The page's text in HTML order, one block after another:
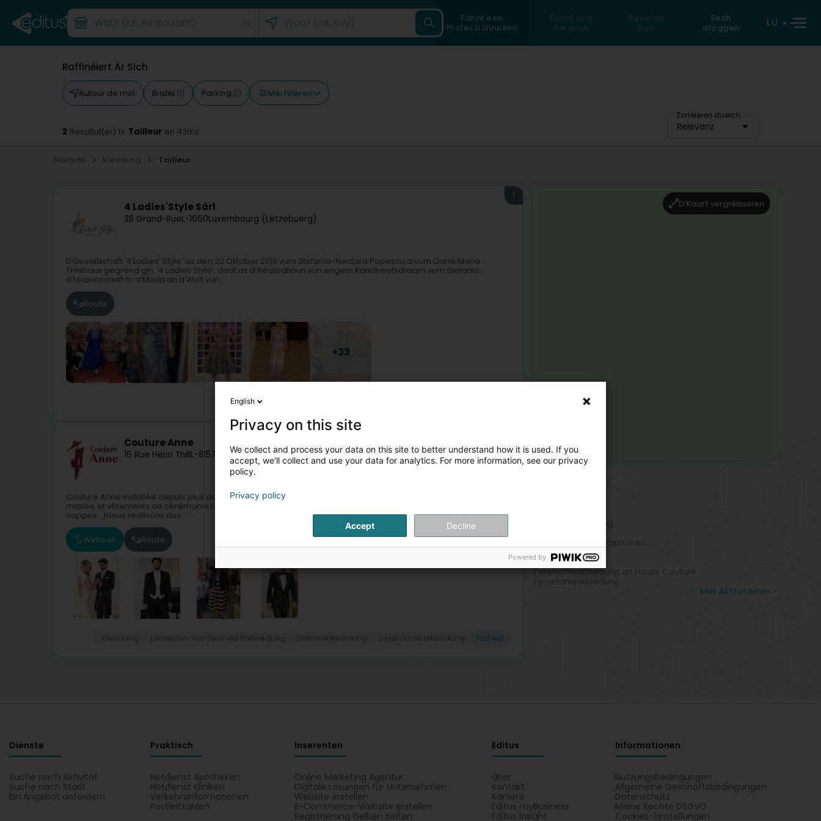
Fannt een
Professionnellen
Fannt eng
Persoun
Reverse
Sich
Sech
aloggen
LU
Raffinéiert Är Sich
Autour de moi Bridel (1) Parking (1) Méi Filteren
Zortéieren duerch
Relevanz
2 Resultat(er) fir Tailleur en 43ms
Startsäit Kleedung Tailleur
4 Ladies'Style Sàrl
38 Grand-RueL-1660Luxembourg (Lëtzebuerg)
1
D’Gesellschaft ‘4 Ladies’ Style’ as den 22 Oktober 2018 vum Stefania-Nectara Popescu a vum Oana Maria
Thiebaux gegrënd gin. ‘4 Ladies’Style’, daat as d’Réalisatioun vun engem Kandheetsdraam vum Stefania :
d’Leidenschaft fir d’Moud an d’Welt vun...
Route
+33
Couture Anne
16 Rue Henri ThillL-8157 Bridel (Briddel)
Couture Anne installée depuis plus de 30 années à Luxembourg est spécialisée dans la création de Robes de
mariée et vêtements de cérémonie.Nous réalisons également de la décoration sur mesure (rideaux,
nappes...)Nous réalisons des...
Websäit Route
D'Kaart vergréisseren
Hiem, Blus
Stylist
Zeremonieskleedung an Haute Couture
Méi Aktivitéiten
Dienste
Suche nach Aktivität
Suche nach Stadt
Ein Angebot anfordern
Praktisch
Notdienst Apotheken
Notdienst Kliniken
Verkehrsinformationen
Postleitzahlen
Inserenten
Online Marketing Agentur
Digitale Lösungen für Unternehmen
Website erstellen
E-Commerce-Website erstellen
Registrierung Gelben Seiten
Editus
Über
Kontakt
Karriere
Editus myBusiness
Editus Insight
Informationen
Nutzungsbedingungen
Allgemeine Geschäftsbedingungen
Datenschutz
Meine Rechte DSGVO
Cookies-Einstellungen
English
Privacy on this site
We collect and process your data on this site to better understand how it is used. If you
accept, we'll collect and use your data for analytics. For more information, see our privacy
policy.
Privacy policy
Accept Decline
Powered by